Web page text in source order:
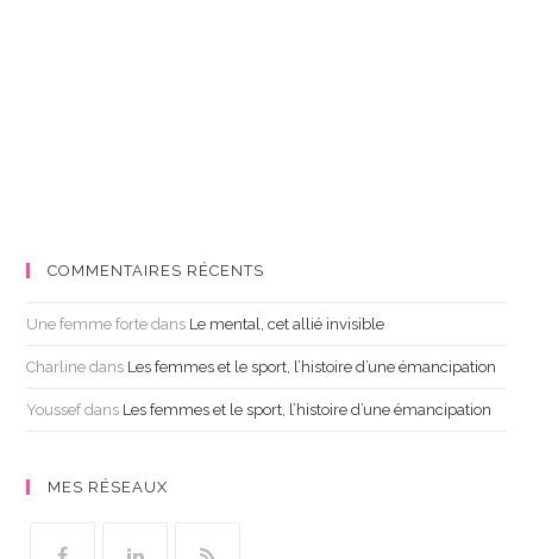
COMMENTAIRES RÉCENTS
Une femme forte dans Le mental, cet allié invisible
Charline dans Les femmes et le sport, l’histoire d’une émancipation
Youssefdans Les femmes et le sport, l’histoire d’une émancipation
MES RÉSEAUX